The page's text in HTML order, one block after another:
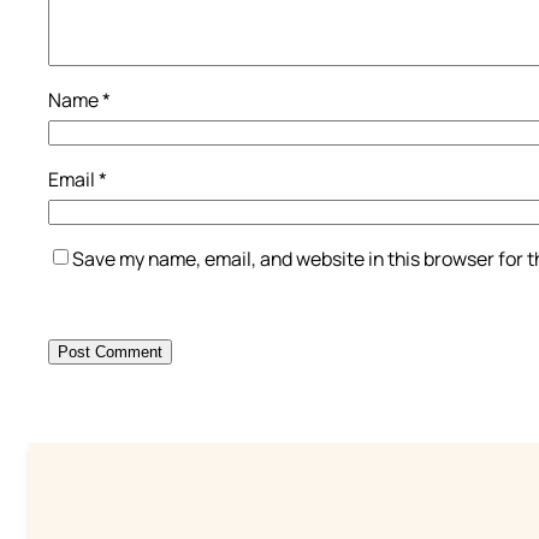
Name*
Email*
Save my name, email, and website in this browser for